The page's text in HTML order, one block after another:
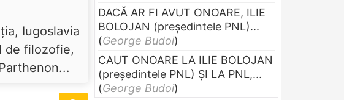
Iugoslavia
de filozofie,
DACĂ AR FI AVUT ONOARE, ILIE
BOLOJAN (preşedintele PNL)...
(George Budoi)
CAUT ONOARE LA ILIE BOLOJAN
(preşedintele PNL) ŞI LA PNL,...
(George Budoi)